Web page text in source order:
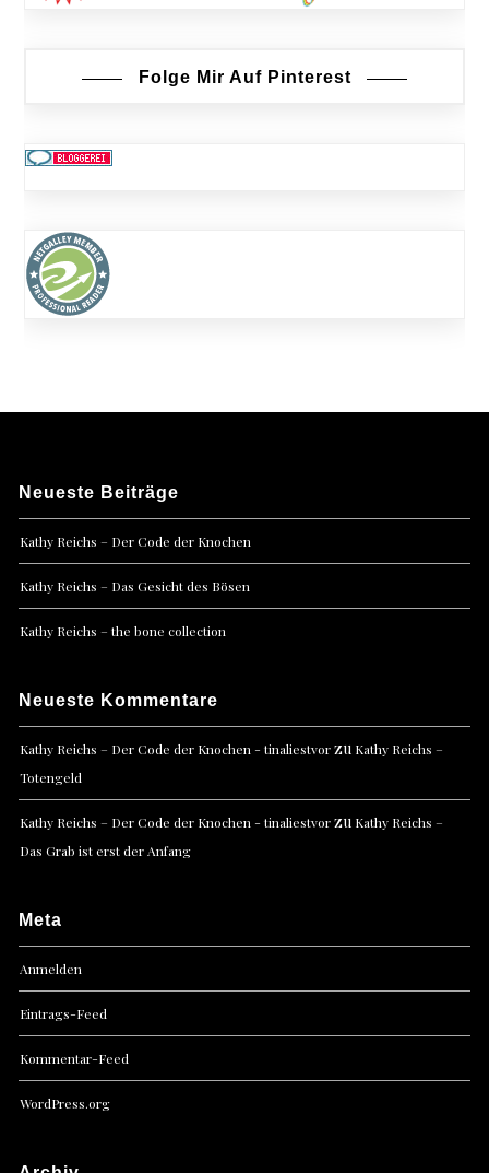
Folge Mir Auf Pinterest
Neueste Beiträge
Kathy Reichs – Der Code der Knochen
Kathy Reichs – Das Gesicht des Bösen
Kathy Reichs – the bone collection
Neueste Kommentare
Kathy Reichs – Der Code der Knochen - tinaliestvorzu Kathy Reichs –
Totengeld
Kathy Reichs – Der Code der Knochen - tinaliestvorzu Kathy Reichs –
Das Grab ist erst der Anfang
Meta
Anmelden
Eintrags-Feed
Kommentar-Feed
WordPress.org